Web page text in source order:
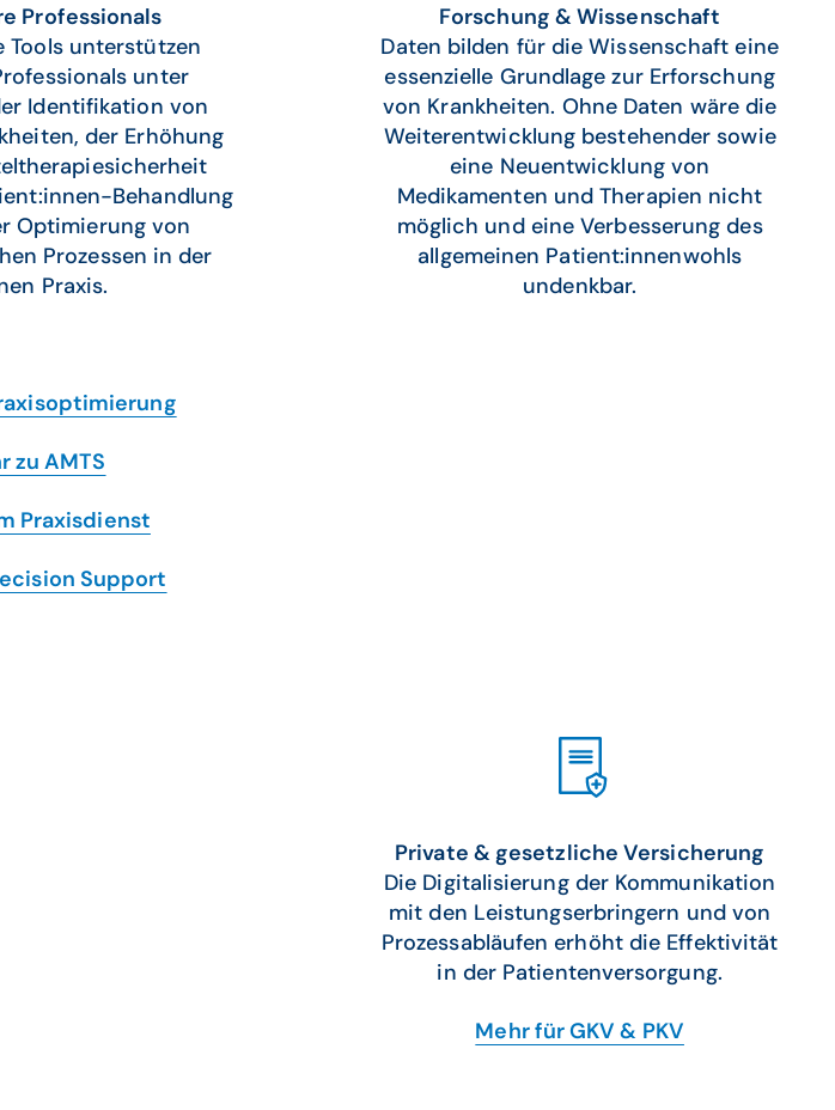
Professionals
Tools unterstützen
unter
Identifikation von
der Erhöhung
Behandlung
Optimierung von
Prozessen in der
Praxis.
zu AMTS
Praxisdienst
Support
Forschung & Wissenschaft
Daten bilden für die Wissenschaft eine
essenzielle Grundlage zur Erforschung
von Krankheiten. Ohne Daten wäre die
Weiterentwicklung bestehender sowie
eine Neuentwicklung von
Medikamenten und Therapien nicht
möglich und eine Verbesserung des
allgemeinen Patient:innenwohls
undenkbar.
Private & gesetzliche Versicherung
Die Digitalisierung der Kommunikation
mit den Leistungserbringern und von
Prozessabläufen erhöht die Effektivität
in der Patientenversorgung.
Mehr für GKV & PKV